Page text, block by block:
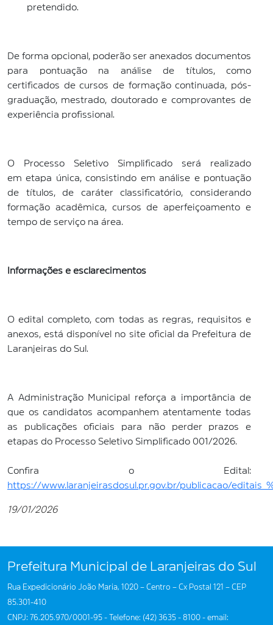
pretendido.
De forma opcional, poderão ser anexados documentos
para pontuação na análise de títulos, como
certificados de cursos de formação continuada, pós-
graduação, mestrado, doutorado e comprovantes de
experiência profissional.
O Processo Seletivo Simplificado será realizado
em etapa única, consistindo em análise e pontuação
de títulos, de caráter classificatório, considerando
formação acadêmica, cursos de aperfeiçoamento e
tempo de serviço na área.
Informações e esclarecimentos
O edital completo, com todas as regras, requisitos e
anexos, está disponível no site oficial da Prefeitura de
Laranjeiras do Sul.
A Administração Municipal reforça a importância de
que os candidatos acompanhem atentamente todas
as publicações oficiais para não perder prazos e
etapas do Processo Seletivo Simplificado 001/2026.
Confira o Edital:
https://www.laranjeirasdosul.pr.gov.br/publicacao/
19/01/2026
Prefeitura Municipal de Laranjeiras do Sul
Rua Expedicionário João Maria, 1020 – Centro – Cx Postal 121 – CEP
85.301-410
CNPJ: 76.205.970/0001-95 - Telefone: (42) 3635 - 8100 - email: